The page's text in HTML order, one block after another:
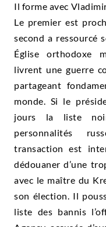
Il forme avec
Le premier est
second a ressourcé
Église orthodoxe
livrent une guerre
partageant
monde. Si le
jours la liste
personnalités
transaction est
dédouaner d’une
avec le maître du
son élection. Il
liste des bannis